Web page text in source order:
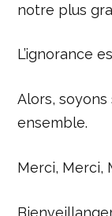
notre plus
L’ignorance
Alors,
ensemble.
Merci, Merci,